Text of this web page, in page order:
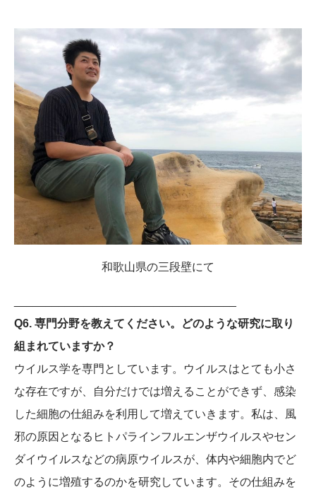
和歌山県の三段壁にて
Q6. 専門分野を教えてください。どのような研究に取り
組まれていますか？
ウイルス学を専門としています。ウイルスはとても小さ
な存在ですが、自分だけでは増えることができず、感染
した細胞の仕組みを利用して増えていきます。私は、風
邪の原因となるヒトパラインフルエンザウイルスやセン
ダイウイルスなどの病原ウイルスが、体内や細胞内でど
のように増殖するのかを研究しています。その仕組みを